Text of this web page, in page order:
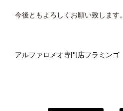
今後ともよろしくお願い致します。
アルファロメオ専門店フラミンゴ